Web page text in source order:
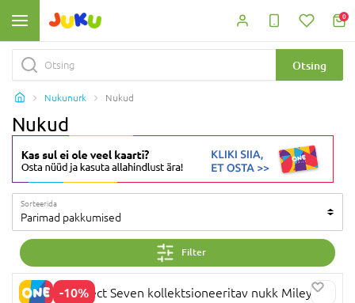
0
Otsing
Nukunurk Nukud
Nukud
Sorteerida
Parimad pakkumised
Filter
-10%
BARBIE Project Seven kollektsioneeritav nukk Miley